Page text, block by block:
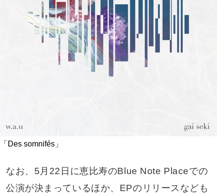
「Des somnifés」
なお、5月22日に恵比寿のBlue Note Placeでの
公演が決まっているほか、EPのリリースなども